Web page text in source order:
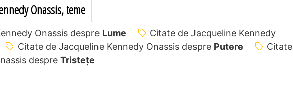
Onassis, teme
Onassis despre Lume
Citate de Jacqueline Kennedy
Citate de Jacqueline Kennedy Onassis despre Putere
Citate
despre Tristețe